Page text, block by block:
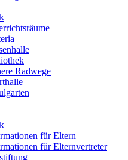
Radwege
für Eltern
für Elternvertreter